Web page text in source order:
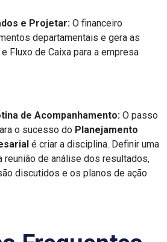
e Projetar: O financeiro
departamentais e gera as
Fluxo de Caixa para a empresa
de Acompanhamento: O passo
o sucesso do Planejamento
é criar a disciplina. Definir uma
reunião de análise dos resultados,
discutidos e os planos de ação